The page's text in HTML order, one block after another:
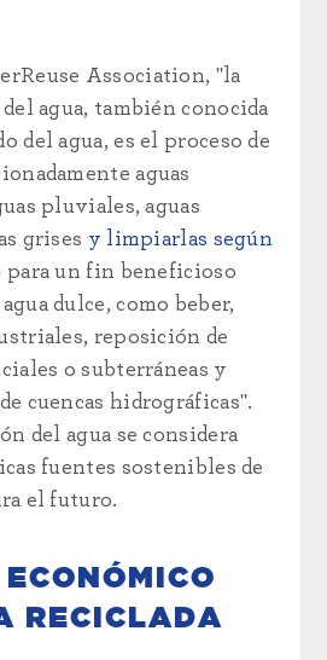
Association, "la
agua, también conocida
del agua, es el proceso de
aguas
pluviales, aguas
grises y limpiarlas según
para un fin beneficioso
dulce, como beber,
reposición de
o subterráneas y
cuencas hidrográficas".
del agua se considera
fuentes sostenibles de
el futuro.
ECONÓMICO
RECICLADA